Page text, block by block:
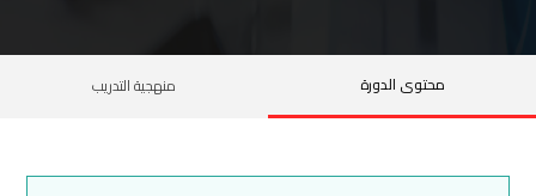
محتوى الدورة منهجية التدريب